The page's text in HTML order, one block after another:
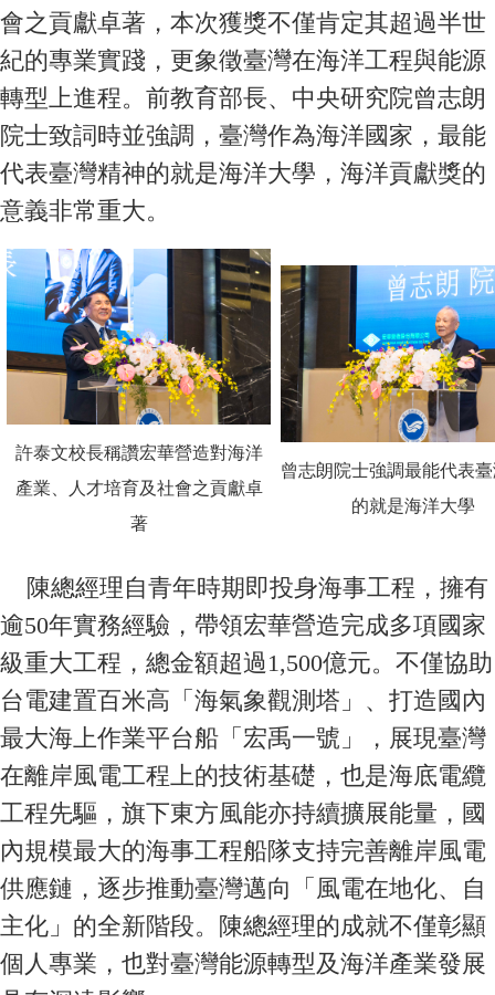
會之貢獻卓著，本次獲獎不僅肯定其超過半世
紀的專業實踐，更象徵臺灣在海洋工程與能源
轉型上進程。前教育部長、中央研究院曾志朗
院士致詞時並強調，臺灣作為海洋國家，最能
代表臺灣精神的就是海洋大學，海洋貢獻獎的
意義非常重大。
許泰文校長稱讚宏華營造對海洋
產業、人才培育及社會之貢獻卓
著
曾志朗院士強調最能代表
的就是海洋大學
陳總經理自青年時期即投身海事工程，擁有
逾50年實務經驗，帶領宏華營造完成多項國家
級重大工程，總金額超過1,500億元。不僅協助
台電建置百米高「海氣象觀測塔」、打造國內
最大海上作業平台船「宏禹一號」，展現臺灣
在離岸風電工程上的技術基礎，也是海底電纜
工程先驅，旗下東方風能亦持續擴展能量，國
內規模最大的海事工程船隊支持完善離岸風電
供應鏈，逐步推動臺灣邁向「風電在地化、自
主化」的全新階段。陳總經理的成就不僅彰顯
個人專業，也對臺灣能源轉型及海洋產業發展